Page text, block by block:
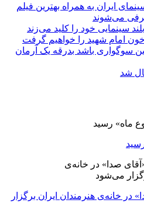
ایران به همراه بهترین فیلم
می‌شوند
سینمایی خود را کلید می‌زند
امام شهید را خواهیم گرفت
سوگواری باشد بدرقه یک آرمان
شد
در خانه‌ی هنرمندان ایران برگزار